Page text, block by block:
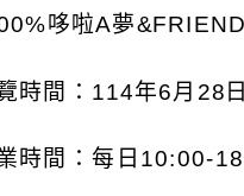
哆啦A夢
時間： 114年6月 28 日
時間：每日 10:00-